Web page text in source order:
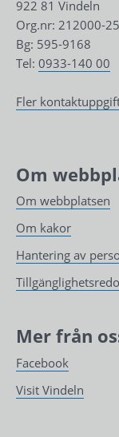
922 81 Vindeln
Org.nr: 212000-
Bg: 595-9168
Tel: 0933-140 00
Fler
Om
Om webbplatsen
Om kakor
Hantering av
Mer från
Facebook
Visit Vindeln